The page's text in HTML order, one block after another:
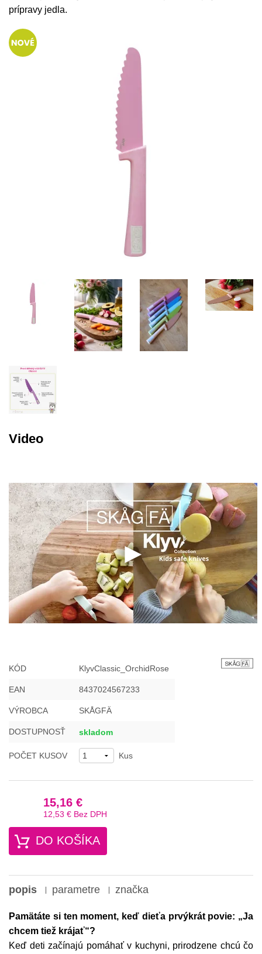
prípravy jedla.
Video
KÓD KlyvClassic_OrchidRose
EAN 8437024567233
VÝROBCA SKÅGFÄ
DOSTUPNOSŤ skladom
POČET KUSOV Kus
15,16 €
12,53 € Bez DPH
DO KOŠÍKA
popis parametre značka
Pamätáte si ten moment, keď dieťa prvýkrát povie: „Ja
chcem tiež krájať“?
Keď deti začínajú pomáhať v kuchyni, prirodzene chcú čo